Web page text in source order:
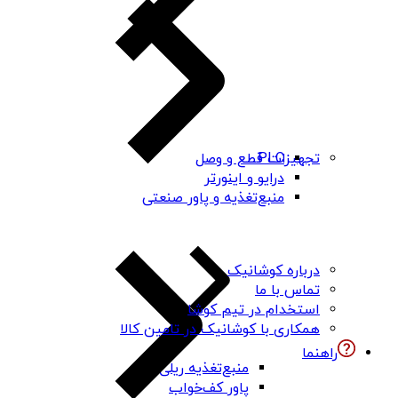
PLC
درایو و اینورتر
منبع‌تغذیه و پاور صنعتی
منبع‌تغذیه ریلی
پاور کف‌خواب
تجهیزات قطع و وصل
درباره کوشانیک
تماس با ما
استخدام در تیم کوشا
همکاری با کوشانیک در تامین کالا
راهنما